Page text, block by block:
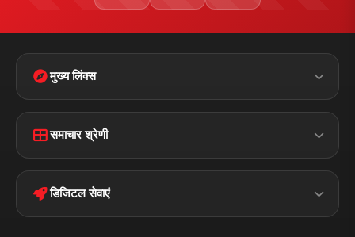
मुख्य लिंक्स
Disclaimer
Terms &
Privacy Policy
समाचार श्रेणी
पॉलिटिकल झारखण्ड
डिजिटल सेवाएं